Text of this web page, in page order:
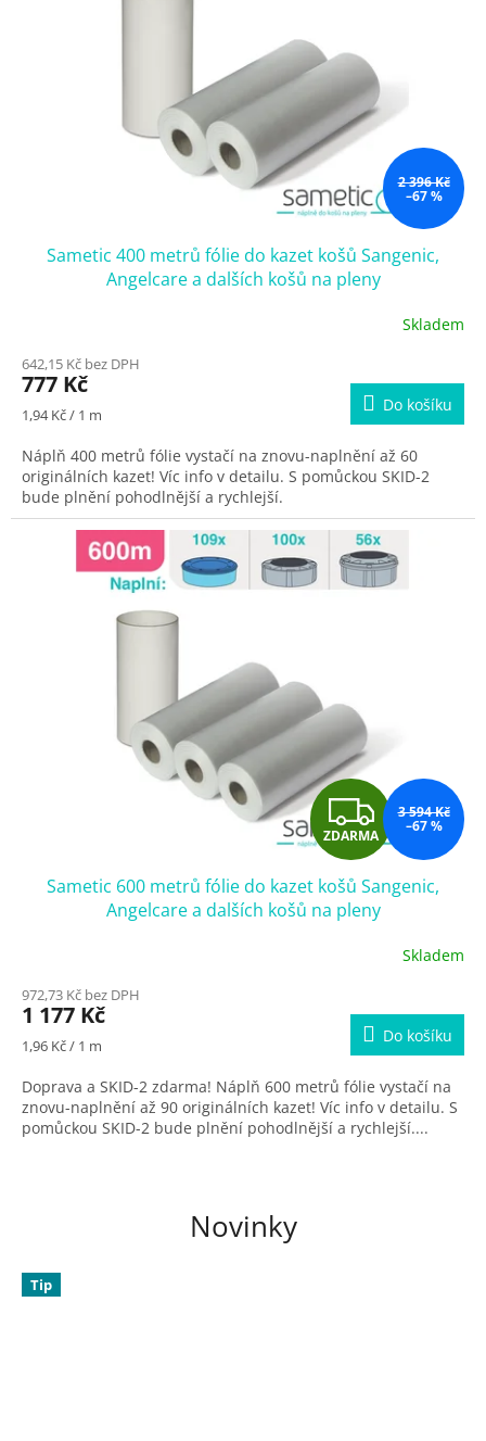
2 396 Kč
–67 %
Sametic 400 metrů fólie do kazet košů Sangenic,
Angelcare a dalších košů na pleny
Skladem
642,15 Kč bez DPH
777 Kč
Měrná
1,94 Kč / 1 m Do košíku
Náplň 400 metrů fólie vystačí na znovu-naplnění až 60
originálních kazet! Víc info v detailu. S pomůckou SKID-2
bude plnění pohodlnější a rychlejší.
Z
D
A
R
A
ZDARMA
3 594 Kč
–67 %
Sametic 600 metrů fólie do kazet košů Sangenic,
Angelcare a dalších košů na pleny
Skladem
972,73 Kč bez DPH
1 177 Kč
Měrná
1,96 Kč / 1 m Do košíku
Doprava a SKID-2 zdarma! Náplň 600 metrů fólie vystačí na
znovu-naplnění až 90 originálních kazet! Víc info v detailu. S
pomůckou SKID-2 bude plnění pohodlnější a rychlejší....
Novinky
Tip